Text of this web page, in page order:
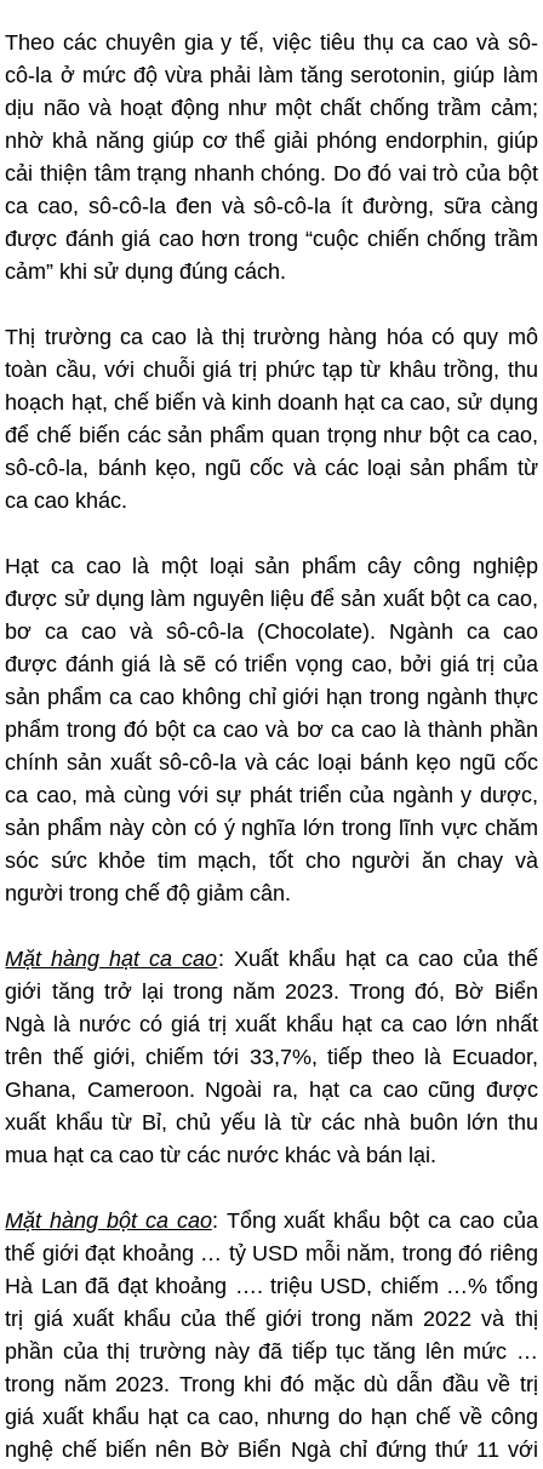
Theo các chuyên gia y tế, việc tiêu thụ ca cao và sô-
cô-la ở mức độ vừa phải làm tăng serotonin, giúp làm
dịu não và hoạt động như một chất chống trầm cảm;
nhờ khả năng giúp cơ thể giải phóng endorphin, giúp
cải thiện tâm trạng nhanh chóng. Do đó vai trò của bột
ca cao, sô-cô-la đen và sô-cô-la ít đường, sữa càng
được đánh giá cao hơn trong “cuộc chiến chống trầm
cảm” khi sử dụng đúng cách.
Thị trường ca cao là thị trường hàng hóa có quy mô
toàn cầu, với chuỗi giá trị phức tạp từ khâu trồng, thu
hoạch hạt, chế biến và kinh doanh hạt ca cao, sử dụng
để chế biến các sản phẩm quan trọng như bột ca cao,
sô-cô-la, bánh kẹo, ngũ cốc và các loại sản phẩm từ
ca cao khác.
Hạt ca cao là một loại sản phẩm cây công nghiệp
được sử dụng làm nguyên liệu để sản xuất bột ca cao,
bơ ca cao và sô-cô-la (Chocolate). Ngành ca cao
được đánh giá là sẽ có triển vọng cao, bởi giá trị của
sản phẩm ca cao không chỉ giới hạn trong ngành thực
phẩm trong đó bột ca cao và bơ ca cao là thành phần
chính sản xuất sô-cô-la và các loại bánh kẹo ngũ cốc
ca cao, mà cùng với sự phát triển của ngành y dược,
sản phẩm này còn có ý nghĩa lớn trong lĩnh vực chăm
sóc sức khỏe tim mạch, tốt cho người ăn chay và
người trong chế độ giảm cân.
Mặt hàng hạt ca cao: Xuất khẩu hạt ca cao của thế
giới tăng trở lại trong năm 2023. Trong đó, Bờ Biển
Ngà là nước có giá trị xuất khẩu hạt ca cao lớn nhất
trên thế giới, chiếm tới 33,7%, tiếp theo là Ecuador,
Ghana, Cameroon. Ngoài ra, hạt ca cao cũng được
xuất khẩu từ Bỉ, chủ yếu là từ các nhà buôn lớn thu
mua hạt ca cao từ các nước khác và bán lại.
Mặt hàng bột ca cao: Tổng xuất khẩu bột ca cao của
thế giới đạt khoảng … tỷ USD mỗi năm, trong đó riêng
Hà Lan đã đạt khoảng …. triệu USD, chiếm …% tổng
trị giá xuất khẩu của thế giới trong năm 2022 và thị
phần của thị trường này đã tiếp tục tăng lên mức …
trong năm 2023. Trong khi đó mặc dù dẫn đầu về trị
giá xuất khẩu hạt ca cao, nhưng do hạn chế về công
nghệ chế biến nên Bờ Biển Ngà chỉ đứng thứ 11 với